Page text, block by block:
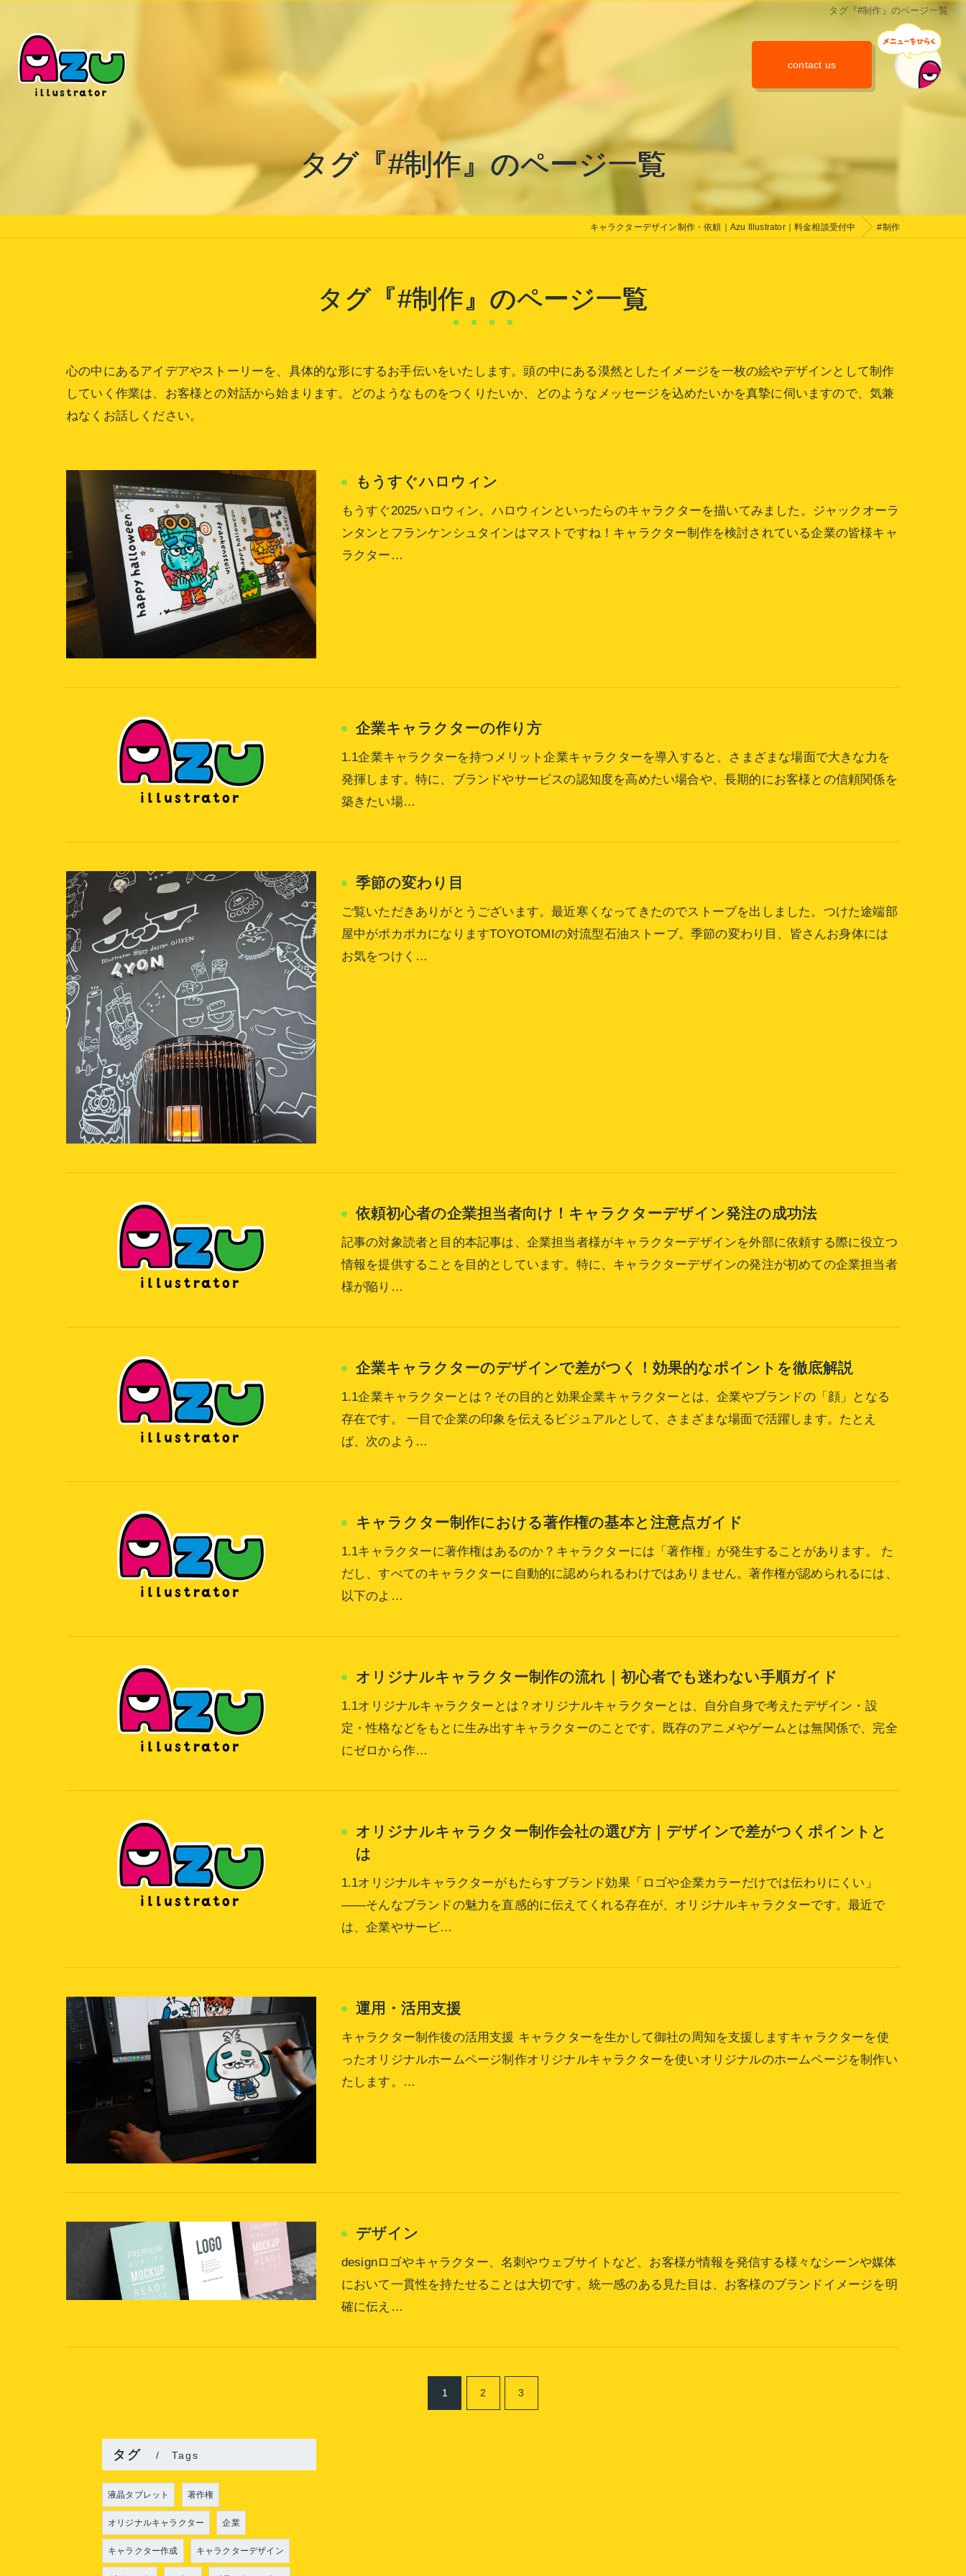
タグ『#制作』のページ一覧
contact us
タグ『#制作』のページ一覧
キャラクターデザイン制作・依頼｜Azu Illustrator｜料金相談受付中 #制作
タグ『#制作』のページ一覧
心の中にあるアイデアやストーリーを、具体的な形にするお手伝いをいたします。頭の中にある漠然としたイメージを一枚の絵やデザインとして制作
していく作業は、お客様との対話から始まります。どのようなものをつくりたいか、どのようなメッセージを込めたいかを真摯に伺いますので、気兼
ねなくお話しください。
もうすぐハロウィン
もうすぐ2025ハロウィン。ハロウィンといったらのキャラクターを描いてみました。ジャックオーラ
ンタンとフランケンシュタインはマストですね！キャラクター制作を検討されている企業の皆様キャ
ラクター…
企業キャラクターの作り方
1.1企業キャラクターを持つメリット企業キャラクターを導入すると、さまざまな場面で大きな力を
発揮します。特に、ブランドやサービスの認知度を高めたい場合や、長期的にお客様との信頼関係を
築きたい場…
季節の変わり目
ご覧いただきありがとうございます。最近寒くなってきたのでストーブを出しました。つけた途端部
屋中がポカポカになりますTOYOTOMIの対流型石油ストーブ。季節の変わり目、皆さんお身体には
お気をつけく…
依頼初心者の企業担当者向け！キャラクターデザイン発注の成功法
記事の対象読者と目的本記事は、企業担当者様がキャラクターデザインを外部に依頼する際に役立つ
情報を提供することを目的としています。特に、キャラクターデザインの発注が初めての企業担当者
様が陥り…
企業キャラクターのデザインで差がつく！効果的なポイントを徹底解説
1.1企業キャラクターとは？その目的と効果企業キャラクターとは、企業やブランドの「顔」となる
存在です。 一目で企業の印象を伝えるビジュアルとして、さまざまな場面で活躍します。たとえ
ば、次のよう…
キャラクター制作における著作権の基本と注意点ガイド
1.1キャラクターに著作権はあるのか？キャラクターには「著作権」が発生することがあります。 た
だし、すべてのキャラクターに自動的に認められるわけではありません。著作権が認められるには、
以下のよ…
オリジナルキャラクター制作の流れ｜初心者でも迷わない手順ガイド
1.1オリジナルキャラクターとは？オリジナルキャラクターとは、自分自身で考えたデザイン・設
定・性格などをもとに生み出すキャラクターのことです。既存のアニメやゲームとは無関係で、完全
にゼロから作…
オリジナルキャラクター制作会社の選び方｜デザインで差がつくポイントと
は
1.1オリジナルキャラクターがもたらすブランド効果「ロゴや企業カラーだけでは伝わりにくい」
――そんなブランドの魅力を直感的に伝えてくれる存在が、オリジナルキャラクターです。最近で
は、企業やサービ…
運用・活用支援
キャラクター制作後の活用支援 キャラクターを生かして御社の周知を支援しますキャラクターを使
ったオリジナルホームページ制作オリジナルキャラクターを使いオリジナルのホームページを制作い
たします。…
デザイン
designロゴやキャラクター、名刺やウェブサイトなど、お客様が情報を発信する様々なシーンや媒体
において一貫性を持たせることは大切です。統一感のある見た目は、お客様のブランドイメージを明
確に伝え…
1 2 3
タグ Tags
液晶タブレット 著作権
オリジナルキャラクター 企業
キャラクター作成 キャラクターデザイン